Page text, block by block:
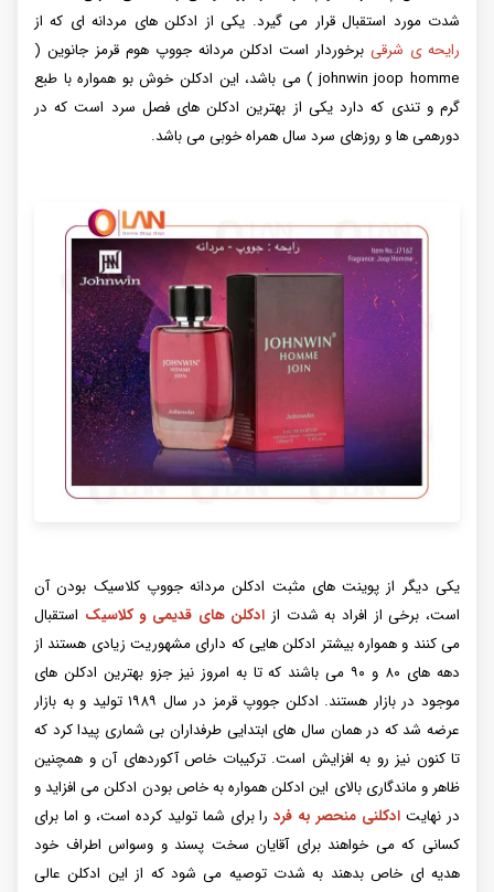
شدت مورد استقبال قرار می گیرد. یکی از ادکلن های مردانه ای که از
رایحه ی شرقیبرخوردار است ادکلن مردانه جووپ هوم قرمز جانوین (
johnwin joop homme ) می باشد، این ادکلن خوش بو همواره با طبع
گرم و تندی که دارد یکی از بهترین ادکلن های فصل سرد است که در
دورهمی ها و روزهای سرد سال همراه خوبی می باشد.
یکی دیگر از پوینت های مثبت ادکلن مردانه جووپ کلاسیک بودن آن
است، برخی از افراد به شدت از ادکلن های قدیمی و کلاسیک استقبال
می کنند و همواره بیشتر ادکلن هایی که دارای مشهوریت زیادی هستند از
دهه های ۸۰ و ۹۰ می باشند که تا به امروز نیز جزو بهترین ادکلن های
موجود در بازار هستند. ادکلن جووپ قرمز در سال ۱۹۸۹ تولید و به بازار
عرضه شد که در همان سال های ابتدایی طرفداران بی شماری پیدا کرد که
تا کنون نیز رو به افزایش است. ترکیبات خاص آکوردهای آن و همچنین
ظاهر و ماندگاری بالای این ادکلن همواره به خاص بودن ادکلن می افزاید و
در نهایت ادکلنی منحصر به فردرا برای شما تولید کرده است، و اما برای
کسانی که می خواهند برای آقایان سخت پسند و وسواس اطراف خود
هدیه ای خاص بدهند به شدت توصیه می شود که از این ادکلن عالی